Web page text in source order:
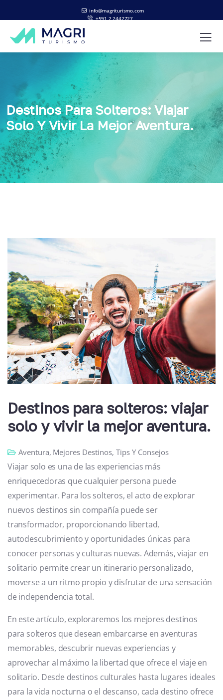
info@magriturismo.com
+591 2 2442727
Destinos Para Solteros: Viajar
Solo Y Vivir La Mejor Aventura.
Destinos para solteros: viajar
solo y vivir la mejor aventura.
Aventura, Mejores Destinos,Tips Y Consejos
Viajar solo es una de las experiencias más
enriquecedoras que cualquier persona puede
experimentar. Para los solteros, el acto de explorar
nuevos destinos sin compañía puede ser
transformador, proporcionando libertad,
autodescubrimiento y oportunidades únicas para
conocer personas y culturas nuevas. Además, viajar en
solitario permite crear un itinerario personalizado,
moverse a un ritmo propio y disfrutar de una sensación
de independencia total.
En este artículo, exploraremos los mejores destinos
para solteros que desean embarcarse en aventuras
memorables, descubrir nuevas experiencias y
aprovechar al máximo la libertad que ofrece el viaje en
solitario. Desde destinos culturales hasta lugares ideales
para la vida nocturna o el descanso, cada destino ofrece